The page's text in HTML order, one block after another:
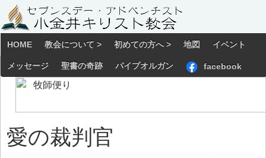
HOME 教会について > 初めての方へ > 地図 イベント
メッセージ 聖書の奇跡 パイプオルガン facebook
愛の裁判官